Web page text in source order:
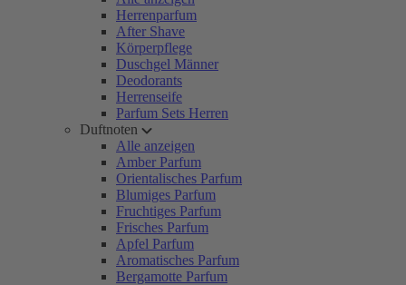
Herrenparfum
After Shave
Körperpflege
Duschgel Männer
Deodorants
Herrenseife
Parfum Sets Herren
Duftnoten
Alle anzeigen
Amber Parfum
Orientalisches Parfum
Blumiges Parfum
Fruchtiges Parfum
Frisches Parfum
Apfel Parfum
Aromatisches Parfum
Bergamotte Parfum